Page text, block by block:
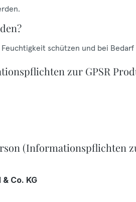
schützen und bei
zur GPSR
(Informationspflichten
Co. KG